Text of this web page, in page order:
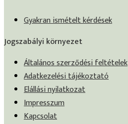
Gyakran ismételt kérdések
Jogszabályi környezet
Általános szerződési feltételek
Adatkezelési tájékoztató
Elállási nyilatkozat
Impresszum
Kapcsolat